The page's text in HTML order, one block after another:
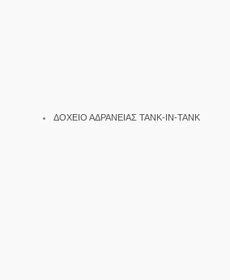
ΔΟΧΕΙΟ ΑΔΡΑΝΕΙΑΣ TANK-IN-TANK